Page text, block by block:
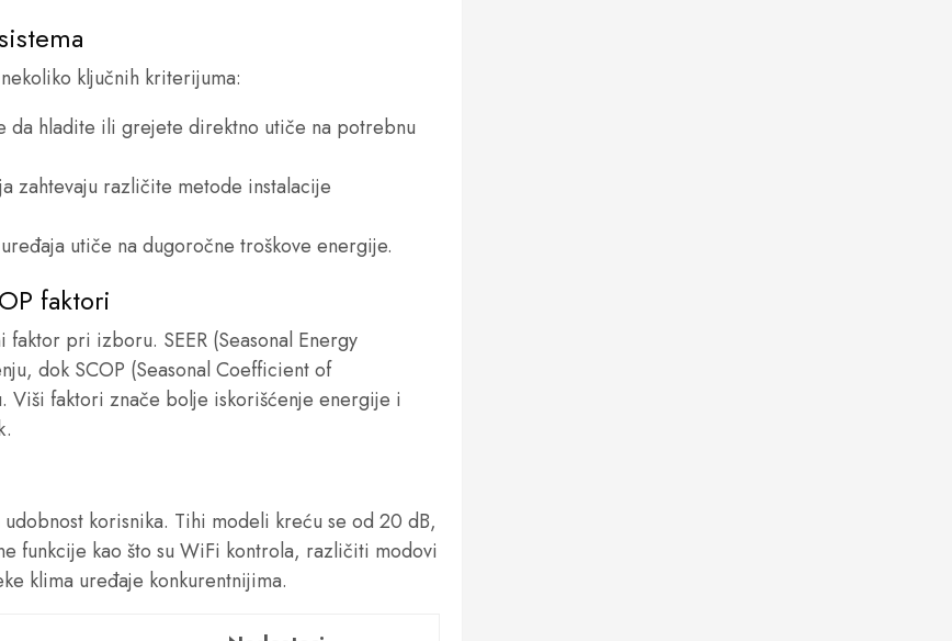
ključnih kriterijuma:
da hladite ili grejete direktno utiče na potrebnu
zahtevaju različite metode instalacije
utiče na dugoročne troškove energije.
faktori
pri izboru. SEER (Seasonal Energy
dok SCOP (Seasonal Coefficient of
Viši faktori znače bolje iskorišćenje energije i
korisnika. Tihi modeli kreću se od 20 dB,
funkcije kao što su WiFi kontrola, različiti modovi
klima uređaje konkurentnijima.